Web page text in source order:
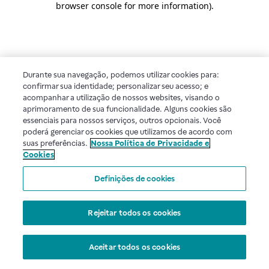
browser console for more information).
Durante sua navegação, podemos utilizar cookies para:
confirmar sua identidade; personalizar seu acesso; e
acompanhar a utilização de nossos websites, visando o
aprimoramento de sua funcionalidade. Alguns cookies são
essenciais para nossos serviços, outros opcionais. Você
poderá gerenciar os cookies que utilizamos de acordo com
suas preferências. Nossa Política de Privacidade e
Cookies
Definições de cookies
Rejeitar todos os cookies
Aceitar todos os cookies